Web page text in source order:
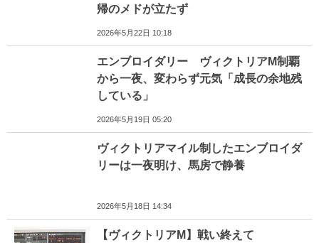
帰のメドが立たず
2026年5月22日 10:18
エンブロイダリー ヴィクトリアM制覇
から一夜、変わらず元気「成長の余地残
している」
2026年5月19日 05:20
ヴィクトリアマイル制したエンブロイダ
リーは一夜明け、馬房で静養
2026年5月18日 14:34
【ヴィクトリアM】戦い終えて